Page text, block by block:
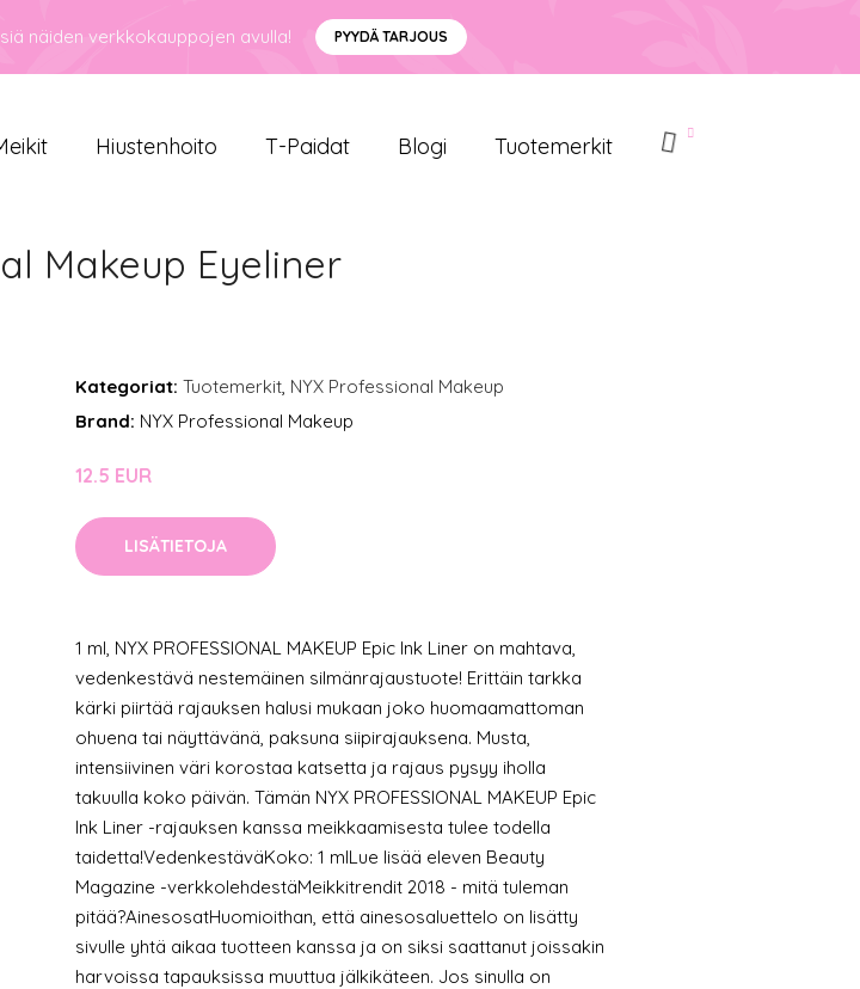
näiden verkkokauppojen avulla! PYYDÄ TARJOUS
Hiustenhoito T-Paidat Blogi Tuotemerkit
Makeup Eyeliner
Kategoriat: Tuotemerkit, NYX Professional Makeup
Brand: NYX Professional Makeup
12.5 EUR
LISÄTIETOJA
1 ml, NYX PROFESSIONAL MAKEUP Epic Ink Liner on mahtava,
vedenkestävä nestemäinen silmänrajaustuote! Erittäin tarkka
kärki piirtää rajauksen halusi mukaan joko huomaamattoman
ohuena tai näyttävänä, paksuna siipirajauksena. Musta,
intensiivinen väri korostaa katsetta ja rajaus pysyy iholla
takuulla koko päivän. Tämän NYX PROFESSIONAL MAKEUP Epic
Ink Liner -rajauksen kanssa meikkaamisesta tulee todella
taidetta!VedenkestäväKoko: 1 mlLue lisää eleven Beauty
Magazine -verkkolehdestäMeikkitrendit 2018 - mitä tuleman
pitää?AinesosatHuomioithan, että ainesosaluettelo on lisätty
sivulle yhtä aikaa tuotteen kanssa ja on siksi saattanut joissakin
harvoissa tapauksissa muuttua jälkikäteen. Jos sinulla on